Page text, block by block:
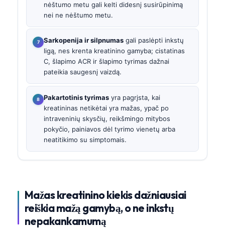
nėštumo metu gali kelti didesnį susirūpinimą
nei ne nėštumo metu.
Sarkopenija ir silpnumas gali paslėpti inkstų
ligą, nes krenta kreatinino gamyba; cistatinas
C, šlapimo ACR ir šlapimo tyrimas dažnai
pateikia saugesnį vaizdą.
Pakartotinis tyrimas yra pagrįsta, kai
kreatininas netikėtai yra mažas, ypač po
intraveninių skysčių, reikšmingo mitybos
pokyčio, painiavos dėl tyrimo vienetų arba
neatitikimo su simptomais.
Mažas kreatinino kiekis dažniausiai
reiškia mažą gamybą, o ne inkstų
nepakankamumą